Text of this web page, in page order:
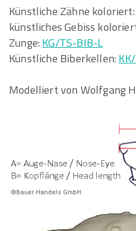
Künstliche Zähne
künstliches Gebiss
Zunge: KG/TS-BIB-L
Künstliche Biberkellen:
Modelliert von Wolfgang